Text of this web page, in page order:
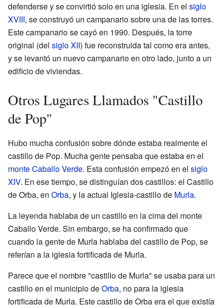
defenderse y se convirtió solo en una iglesia. En el siglo
XVIII, se construyó un campanario sobre una de las torres.
Este campanario se cayó en 1990. Después, la torre
original (del siglo XII) fue reconstruida tal como era antes,
y se levantó un nuevo campanario en otro lado, junto a un
edificio de viviendas.
Otros Lugares Llamados "Castillo
de Pop"
Hubo mucha confusión sobre dónde estaba realmente el
castillo de Pop. Mucha gente pensaba que estaba en el
monte Caballo Verde. Esta confusión empezó en el siglo
XIV. En ese tiempo, se distinguían dos castillos: el Castillo
de Orba, en Orba, y la actual Iglesia-castillo de Murla.
La leyenda hablaba de un castillo en la cima del monte
Caballo Verde. Sin embargo, se ha confirmado que
cuando la gente de Murla hablaba del castillo de Pop, se
referían a la iglesia fortificada de Murla.
Parece que el nombre "castillo de Murla" se usaba para un
castillo en el municipio deOrba, no para la iglesia
fortificada de Murla. Este castillo de Orba era el que existía